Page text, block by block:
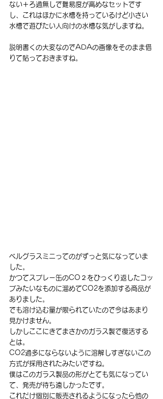
ない＋ろ過無しで難易度が高めなセットです
し、これはほかに水槽を持っているけど小さい
水槽で遊びたい人向けの水槽な気がしますね。
説明書くの大変なのでADAの画像をそのまま借
りて貼っておきますね。
ベルグラスミニってのがずっと気になっていま
した。
かつてスプレー缶のCO２をひっくり返したコッ
プみたいなものに溜めてCO2を添加する商品が
ありました。
でも溶け込む量が限られていたので今はあまり
見かけません。
しかしここにきてまさかのガラス製で復活する
とは。
CO2過多にならないように溶解しすぎないこの
方式が採用されたみたいですね。
僕はこのガラス製品の形がとても気になってい
て、発売が待ち遠しかったです。
これだけ個別に販売されるようになったら他の